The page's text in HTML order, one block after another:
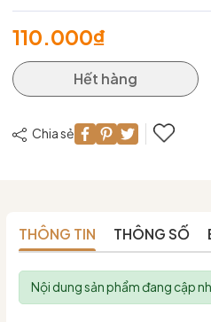
110.000₫
Hết hàng
Chia sẻ
THÔNG TIN THÔNG SỐ
Nội dung sản phẩm đang cập